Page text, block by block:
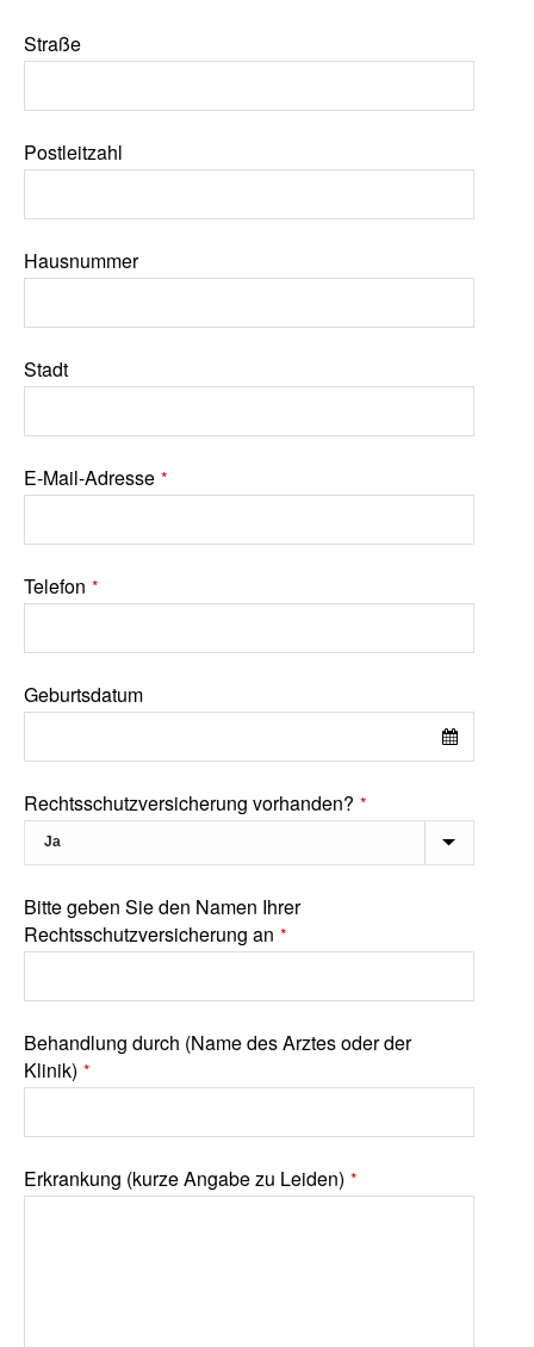
Straße
Postleitzahl
Hausnummer
Stadt
E-Mail-Adresse *
Telefon *
Geburtsdatum
Rechtsschutzversicherung vorhanden? *
Bitte geben Sie den Namen Ihrer
Rechtsschutzversicherung an *
Behandlung durch (Name des Arztes oder der
Klinik) *
Erkrankung (kurze Angabe zu Leiden) *